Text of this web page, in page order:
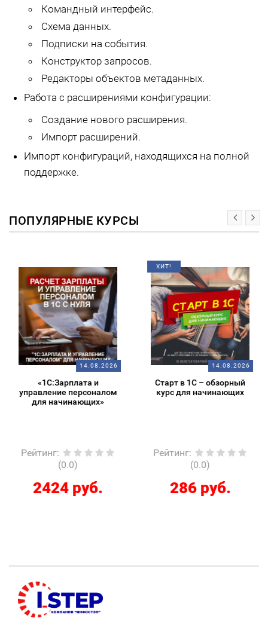
Командный интерфейс.
Схема данных.
Подписки на события.
Конструктор запросов.
Редакторы объектов метаданных.
Работа с расширениями конфигурации:
Создание нового расширения.
Импорт расширений.
Импорт конфигураций, находящихся на полной
поддержке.
ПОПУЛЯРНЫЕ КУРСЫ
14.08.2026
«1С:Зарплата и
управление персоналом
для начинающих»
Рейтинг:
(0.0)
2424 руб.
ХИТ!
14.08.2026
Старт в 1С – обзорный
курс для начинающих
Рейтинг:
(0.0)
286 руб.